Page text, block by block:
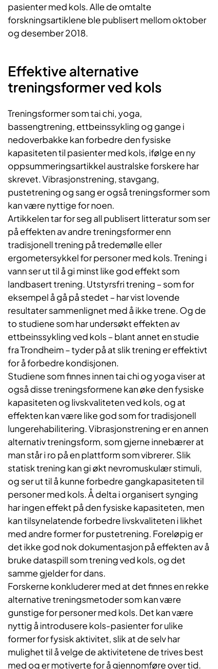
pasienter med kols. Alle de omtalte
forskningsartiklene ble publisert mellom oktober
og desember 2018.​
Effektive alternative
treningsformer ved kols
Treningsformer som tai chi, yoga,
bassengtrening, ettbeinssykling og gange i
nedoverbakke kan forbedre den fysiske
kapasiteten til pasienter med kols, ifølge en ny
oppsummeringsartikkel australske forskere har
skrevet. Vibrasjonstrening, stavgang,
pustetrening og sang er også treningsformer som
kan være nyttige for noen.
Artikkelen tar for seg all publisert litteratur som ser
på effekten av andre treningsformer enn
tradisjonell trening på tredemølle eller
ergometersykkel for personer med kols. Trening i
vann ser ut til å gi minst like god effekt som
landbasert trening. Utstyrsfri trening – som for
eksempel å gå på stedet – har vist lovende
resultater sammenlignet med å ikke trene. Og de
to studiene som har undersøkt effekten av
ettbeinssykling ved kols – blant annet en studie
fra Trondheim – tyder på at slik trening er effektivt
for å forbedre kondisjonen.
Studiene som finnes innen tai chi og yoga viser at
også disse treningsformene kan øke den fysiske
kapasiteten og livskvaliteten ved kols, og at
effekten kan være like god som for tradisjonell
lungerehabilitering. Vibrasjonstrening er en annen
alternativ treningsform, som gjerne innebærer at
man står i ro på en plattform som vibrerer. Slik
statisk trening kan gi økt nevromuskulær stimuli,
og ser ut til å kunne forbedre gangkapasiteten til
personer med kols. Å delta i organisert synging
har ingen effekt på den fysiske kapasiteten, men
kan tilsynelatende forbedre livskvaliteten i likhet
med andre former for pustetrening. Foreløpig er
det ikke god nok dokumentasjon på effekten av å
bruke dataspill som trening ved kols, og det
samme gjelder for dans.
Forskerne konkluderer med at det finnes en rekke
alternative treningsmetoder som kan være
gunstige for personer med kols. Det kan være
nyttig å introdusere kols-pasienter for ulike
former for fysisk aktivitet, slik at de selv har
mulighet til å velge de aktivitetene de trives best
med og er motiverte for å gjennomføre over tid.